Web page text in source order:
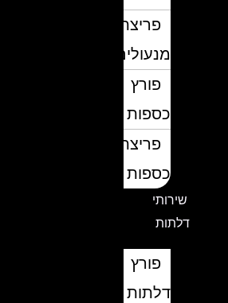
פריצת
מנעולים
פורץ
כספות
פריצת
כספות
שירותי
דלתות
פורץ
דלתות